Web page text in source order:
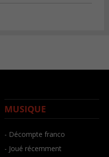
MUSIQUE
- Décompte franco
- Joué récemment